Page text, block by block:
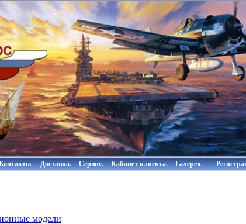
Доставка. Сервис. Кабинет клиента. Галерея.
модели